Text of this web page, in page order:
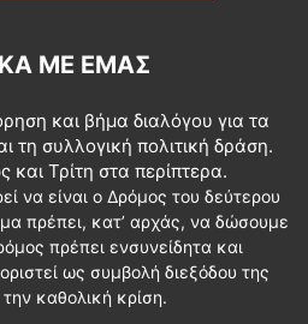
ΜΕ ΕΜΆΣ
και βήμα διαλόγου για τα
τη συλλογική πολιτική δράση.
Τρίτη στα περίπτερα.
να είναι ο Δρόμος του δεύτερου
πρέπει, κατ’ αρχάς, να δώσουμε
πρέπει ενσυνείδητα και
ως συμβολή διεξόδου της
καθολική κρίση.